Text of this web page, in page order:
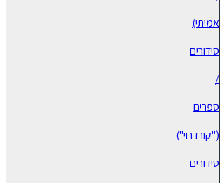
אמיתי)
סידורים
/
ספרים
("קורדרוי")
סידורים